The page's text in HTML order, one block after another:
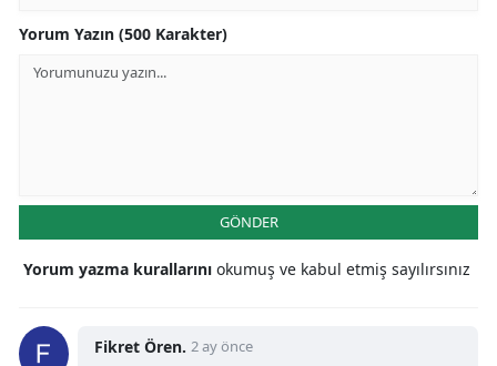
Yorum Yazın (500 Karakter)
GÖNDER
Yorum yazma kurallarını okumuş ve kabul etmiş sayılırsınız
Fikret Ören. 2 ay önce